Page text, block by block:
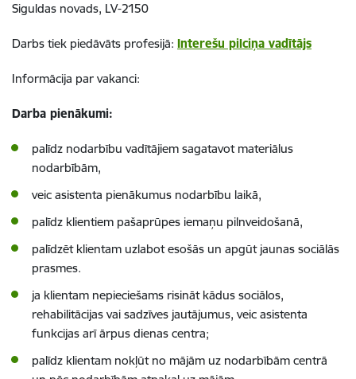
Siguldas novads, LV-2150
Darbs tiek piedāvāts profesijā: Interešu pilciņa vadītājs
Informācija par vakanci:
Darba pienākumi:
palīdz nodarbību vadītājiem sagatavot materiālus
nodarbībām,
veic asistenta pienākumus nodarbību laikā,
palīdz klientiem pašaprūpes iemaņu pilnveidošanā,
palīdzēt klientam uzlabot esošās un apgūt jaunas sociālās
prasmes.
ja klientam nepieciešams risināt kādus sociālos,
rehabilitācijas vai sadzīves jautājumus, veic asistenta
funkcijas arī ārpus dienas centra;
palīdz klientam nokļūt no mājām uz nodarbībām centrā